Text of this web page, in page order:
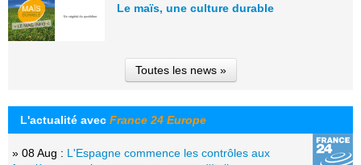
Le maïs, une culture durable
Toutes les news »
L'actualité avec France 24 Europe
» 08 Aug : L'Espagne commence les contrôles aux